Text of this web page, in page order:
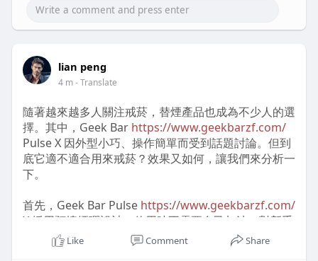
合。無論是顏色選擇還是形狀設計，都讓人感覺相當高
級，且與傳統煙具相比更具現代感。出門攜帶時，它的
或口袋，不會造成太多負擔。
不過，在使用過程中，舒適度卻有一些小缺點。有時候
在操作IQOS時，握持感會略顯不適，尤其是長時間使
用後，手指會有些疲勞，這點或許在日常使用中需要考
量。
使用IQOS主機時常見的操作困擾
在操作IQOS機子
時，啟動與關閉的動作整體來說是便利的。只需按下按
鈕就能輕鬆啟動，但在某些瞬間，我會發現啟動的反應
不夠即時，需要稍等幾秒。這在急著使用時，會讓我有
所困擾。
lian peng
4 m- Translate
隨著越來越多人關注戒菸，替煙產品也成為不少人的選
擇。其中，Geek Bar https://www.geekbarzf.com/
Pulse X 因外型小巧、操作簡單而受到話題討論。但到
底它適不適合用來戒菸？效果又如何，讓我們來分析一
下。
首先，Geek Bar Pulse https://www.geekbarzf.com/
X 採用預填煙彈設計，使用時不需要自己加油，對新手
來說非常方便。煙霧量適中，口感接近一般香菸，對於
想要降低尼古丁攝取的人，有一定的替代作用。不過要
Like Comment Share